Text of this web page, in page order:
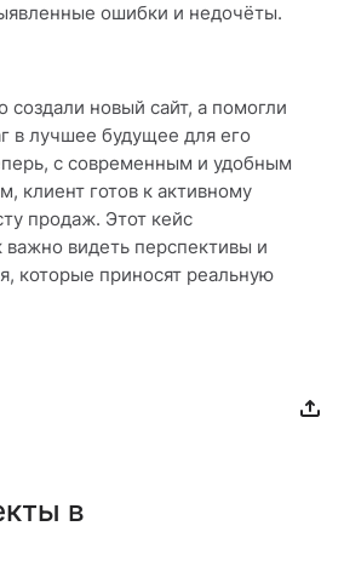
ошибки и недочёты.
создали новый сайт, а помогли
в лучшее будущее для его
с современным и удобным
клиент готов к активному
продаж. Этот кейс
важно видеть перспективы и
которые приносят реальную
в